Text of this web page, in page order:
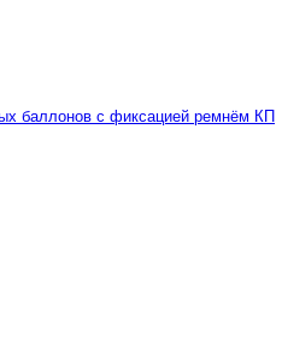
баллонов с фиксацией ремнём КП